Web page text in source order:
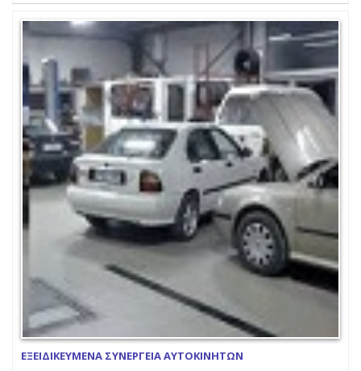
ΕΞΕΙΔΙΚΕΥΜΕΝΑ ΣΥΝΕΡΓΕΙΑ ΑΥΤΟΚΙΝΗΤΩΝ